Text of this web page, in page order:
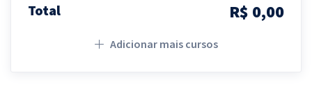
Total R$ 0,00
Adicionar mais cursos